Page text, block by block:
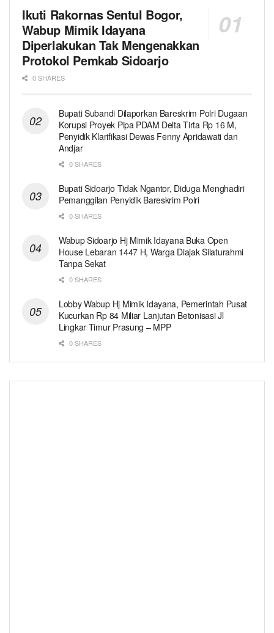
Ikuti Rakornas Sentul Bogor,
Wabup Mimik Idayana
Diperlakukan Tak Mengenakkan
Protokol Pemkab Sidoarjo
0 SHARES
Bupati Subandi Dilaporkan Bareskrim Polri Dugaan
Korupsi Proyek Pipa PDAM Delta Tirta Rp 16 M,
Penyidik Klarifikasi Dewas Fenny Apridawati dan
Andjar
0 SHARES
Bupati Sidoarjo Tidak Ngantor, Diduga Menghadiri
Pemanggilan Penyidik Bareskrim Polri
0 SHARES
Wabup Sidoarjo Hj Mimik Idayana Buka Open
House Lebaran 1447 H, Warga Diajak Silaturahmi
Tanpa Sekat
0 SHARES
Lobby Wabup Hj Mimik Idayana, Pemerintah Pusat
Kucurkan Rp 84 Miliar Lanjutan Betonisasi Jl
Lingkar Timur Prasung – MPP
0 SHARES